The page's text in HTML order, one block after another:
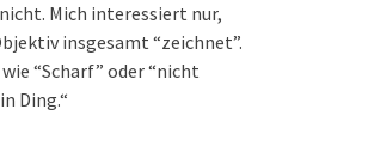
Mich interessiert nur,
insgesamt “zeichnet”.
“Scharf” oder “nicht
Ding.“